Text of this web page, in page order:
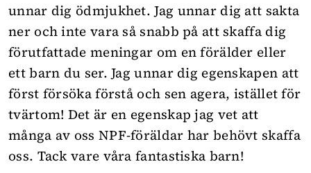
unnar dig ödmjukhet. Jag unnar dig att sakta
ner och inte vara så snabb på att skaffa dig
förutfattade meningar om en förälder eller
ett barn du ser. Jag unnar dig egenskapen att
först försöka förstå och sen agera, istället för
tvärtom! Det är en egenskap jag vet att
många av oss NPF-föräldar har behövt skaffa
oss. Tack vare våra fantastiska barn!